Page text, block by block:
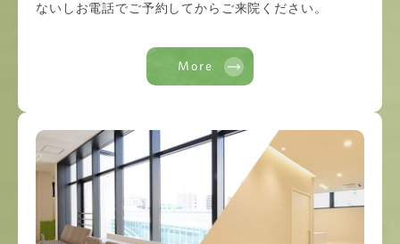
ないしお電話でご予約してからご来院ください。
More